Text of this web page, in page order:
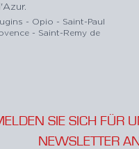
- Opio - Saint-Paul
- Saint-Remy de
SIE SICH FÜR
NEWSLETTER AN